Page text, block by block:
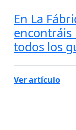
En La
encontráis
todos los
Ver artículo